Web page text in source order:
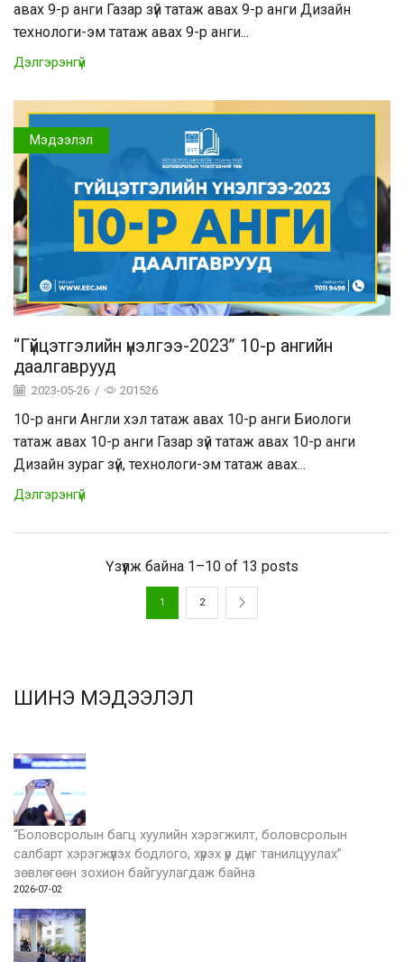
авах 9-р анги Газар зүй татаж авах 9-р анги Дизайн
технологи-эм татаж авах 9-р анги...
Дэлгэрэнгүй
Мэдээлэл
“Гүйцэтгэлийн үнэлгээ-2023” 10-р ангийн
даалгаврууд
2023-05-26 / 201526
10-р анги Англи хэл татаж авах 10-р анги Биологи
татаж авах 10-р анги Газар зүй татаж авах 10-р анги
Дизайн зураг зүй, технологи-эм татаж авах...
Дэлгэрэнгүй
Үзүүлж байна 1–10 of 13 posts
1 2
ШИНЭ МЭДЭЭЛЭЛ
“Боловсролын багц хуулийн хэрэгжилт, боловсролын
салбарт хэрэгжүүлэх бодлого, хүрэх үр дүнг танилцуулах”
зөвлөгөөн зохион байгуулагдаж байна
2026-07-02